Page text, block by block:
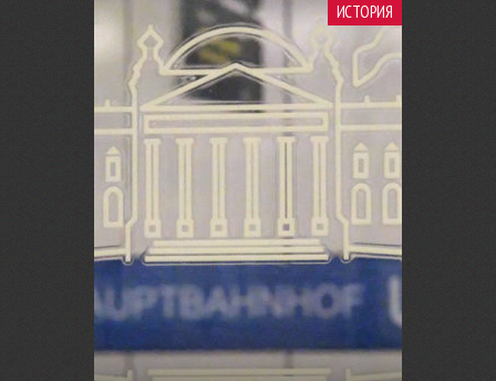
ИСТОРИЯ